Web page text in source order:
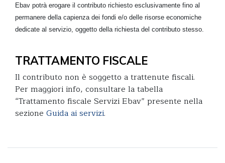
Ebav potrà erogare il contributo richiesto esclusivamente fino al
permanere della capienza dei fondi e/o delle risorse economiche
dedicate al servizio, oggetto della richiesta del contributo stesso.
TRATTAMENTO FISCALE
Il contributo non è soggetto a trattenute fiscali.
Per maggiori info, consultare la tabella
“Trattamento fiscale Servizi Ebav” presente nella
sezione Guida ai servizi.